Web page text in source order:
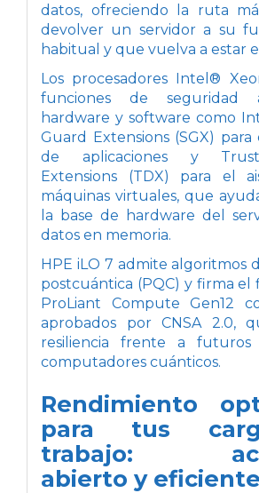
datos, ofreciendo la ruta
devolver un servidor a su
habitual y que vuelva a estar
Los procesadores Intel®
funciones de seguridad
hardware y software como
Guard Extensions (SGX) para
de aplicaciones y
Extensions (TDX) para el
máquinas virtuales, que
la base de hardware del
datos en memoria.
HPE iLO 7 admite algoritmos
postcuántica (PQC) y firma el
ProLiant Compute Gen12
aprobados por CNSA 2.0,
resiliencia frente a futuros
computadores cuánticos.
Rendimiento
para tus
trabajo:
abierto y eficiente